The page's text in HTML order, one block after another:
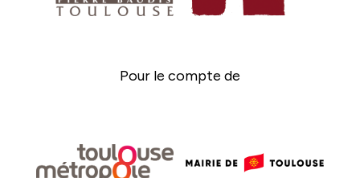
Pour le compte de